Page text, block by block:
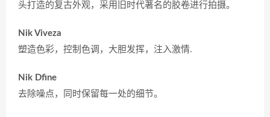
头打造的复古外观，采用旧时代著名的胶卷进行拍摄。
Nik Viveza
塑造色彩，控制色调，大胆发挥，注入激情.
Nik Dfine
去除噪点，同时保留每一处的细节。